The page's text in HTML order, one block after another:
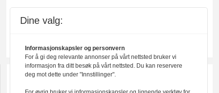
Dine valg:
Informasjonskapsler og personvern
For å gi deg relevante annonser på vårt nettsted bruker vi
informasjon fra ditt besøk på vårt nettsted. Du kan reservere
deg mot dette under "Innstillinger".